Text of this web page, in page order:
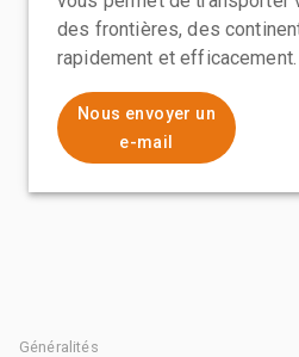
des frontières, des
rapidement et efficacement.
Nous envoyer un
e-mail
Généralités